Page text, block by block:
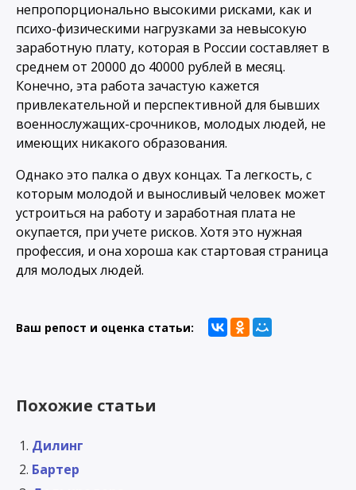
непропорционально высокими рисками, как и
психо-физическими нагрузками за невысокую
заработную плату, которая в России составляет в
среднем от 20000 до 40000 рублей в месяц.
Конечно, эта работа зачастую кажется
привлекательной и перспективной для бывших
военнослужащих-срочников, молодых людей, не
имеющих никакого образования.
Однако это палка о двух концах. Та легкость, с
которым молодой и выносливый человек может
устроиться на работу и заработная плата не
окупается, при учете рисков. Хотя это нужная
профессия, и она хороша как стартовая страница
для молодых людей.
Ваш репост и оценка статьи:
Похожие статьи
Дилинг
Бартер